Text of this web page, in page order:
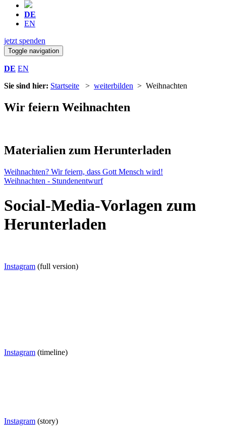
DE
EN
jetzt spenden
Toggle navigation
DE EN
Sie sind hier: Startseite > weiterbilden > Weihnachten
Wir feiern Weihnachten
Materialien zum Herunterladen
Weihnachten? Wir feiern, dass Gott Mensch wird!
Weihnachten - Stundenentwurf
Social-Media-Vorlagen zum
Herunterladen
Instagram (full version)
Instagram (timeline)
Instagram (story)